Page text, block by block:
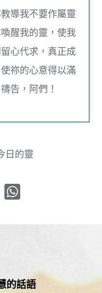
導我不要作屬靈
醒我的靈，使我
心代求，真正成
祢的心意得以滿
告，阿們！
日的靈
WhatsApp
的話語